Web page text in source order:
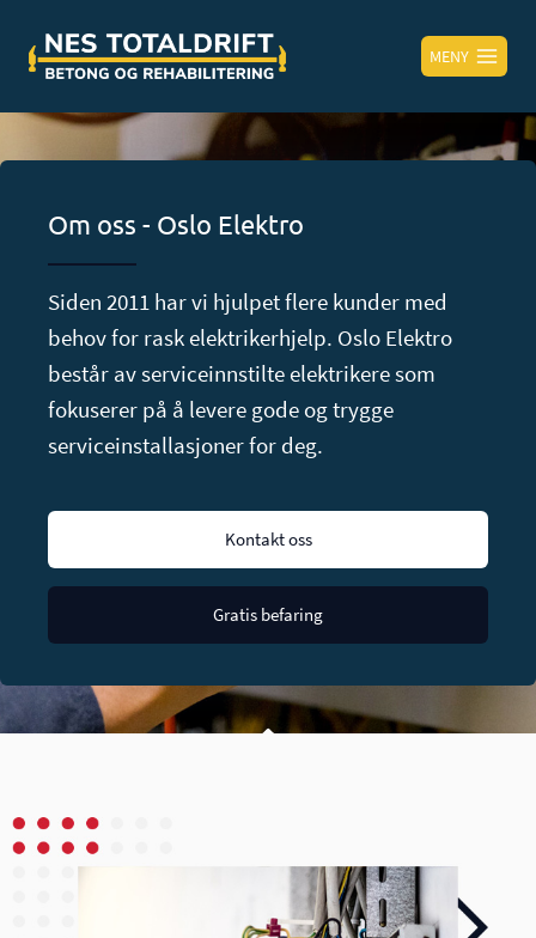
MENY
Om oss - Oslo Elektro
Siden 2011 har vi hjulpet flere kunder med
behov for rask elektrikerhjelp. Oslo Elektro
består av serviceinnstilte elektrikere som
fokuserer på å levere gode og trygge
serviceinstallasjoner for deg.
Kontakt oss
Gratis befaring